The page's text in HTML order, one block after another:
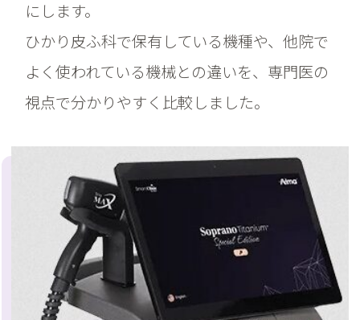
にします。
ひかり皮ふ科で保有している機種や、他院で
よく使われている機械との違いを、専門医の
視点で分かりやすく比較しました。